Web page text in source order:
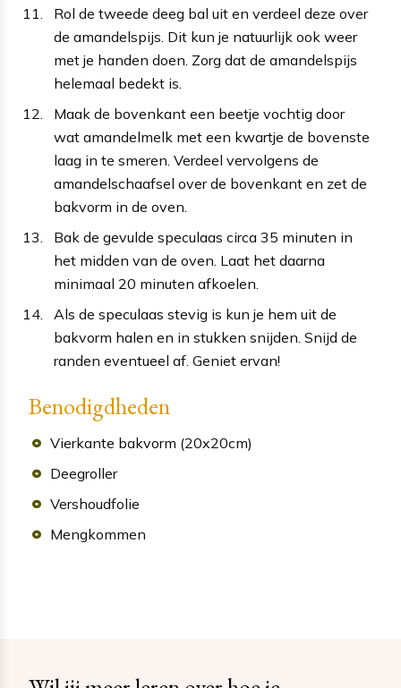
Rol de tweede deeg bal uit en verdeel deze over
de amandelspijs. Dit kun je natuurlijk ook weer
met je handen doen. Zorg dat de amandelspijs
helemaal bedekt is.
Maak de bovenkant een beetje vochtig door
wat amandelmelk met een kwartje de bovenste
laag in te smeren. Verdeel vervolgens de
amandelschaafsel over de bovenkant en zet de
bakvorm in de oven.
Bak de gevulde speculaas circa 35 minuten in
het midden van de oven. Laat het daarna
minimaal 20 minuten afkoelen.
Als de speculaas stevig is kun je hem uit de
bakvorm halen en in stukken snijden. Snijd de
randen eventueel af. Geniet ervan!
Benodigdheden
Vierkante bakvorm (20x20cm)
Deegroller
Vershoudfolie
Mengkommen